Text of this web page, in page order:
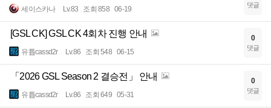
세이스카나 Lv.83 조회 858 06-19 댓글
[GSL CK] GSL CK 4회차 진행 안내
유튭cassd2r Lv.86 조회 548 06-15
0
댓글
「2026 GSL Season 2 결승전」 안내
유튭cassd2r Lv.86 조회 649 05-31
0
댓글